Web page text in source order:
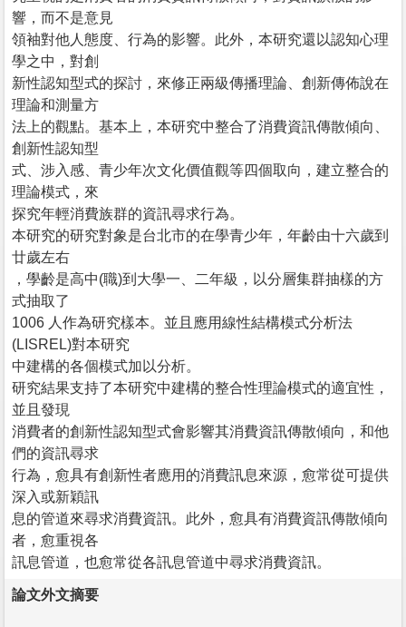
響，而不是意見
領袖對他人態度、行為的影響。此外，本研究還以認知心理
學之中，對創
新性認知型式的探討，來修正兩級傳播理論、創新傳佈說在
理論和測量方
法上的觀點。基本上，本研究中整合了消費資訊傳散傾向、
創新性認知型
式、涉入感、青少年次文化價值觀等四個取向，建立整合的
理論模式，來
探究年輕消費族群的資訊尋求行為。
本研究的研究對象是台北市的在學青少年，年齡由十六歲到
廿歲左右
，學齡是高中(職)到大學一、二年級，以分層集群抽樣的方
式抽取了
1006 人作為研究樣本。並且應用線性結構模式分析法
(LISREL)對本研究
中建構的各個模式加以分析。
研究結果支持了本研究中建構的整合性理論模式的適宜性，
並且發現
消費者的創新性認知型式會影響其消費資訊傳散傾向，和他
們的資訊尋求
行為，愈具有創新性者應用的消費訊息來源，愈常從可提供
深入或新穎訊
息的管道來尋求消費資訊。此外，愈具有消費資訊傳散傾向
者，愈重視各
訊息管道，也愈常從各訊息管道中尋求消費資訊。
論文外文摘要